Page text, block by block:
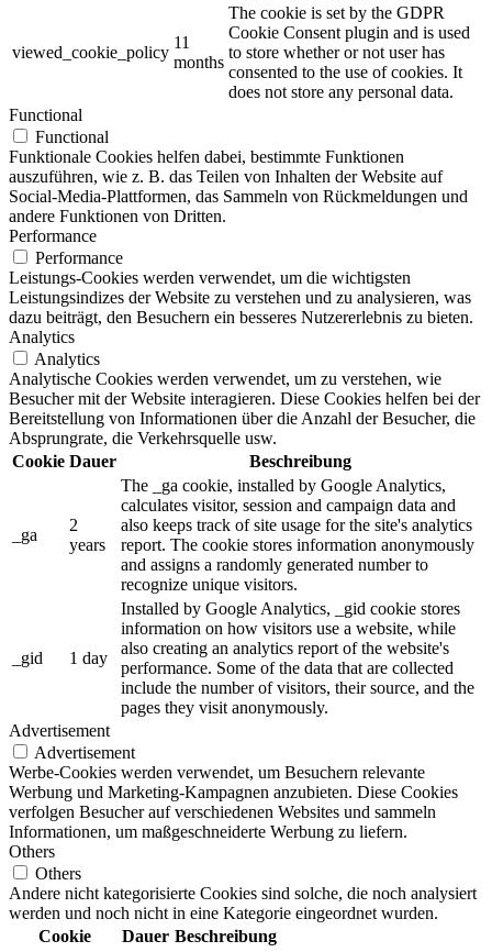
viewed_cookie_policy
11
months
The cookie is set by the GDPR
Cookie Consent plugin and is used
to store whether or not user has
consented to the use of cookies. It
does not store any personal data.
Functional
Functional
Funktionale Cookies helfen dabei, bestimmte Funktionen
auszuführen, wie z. B. das Teilen von Inhalten der Website auf
Social-Media-Plattformen, das Sammeln von Rückmeldungen und
andere Funktionen von Dritten.
Performance
Performance
Leistungs-Cookies werden verwendet, um die wichtigsten
Leistungsindizes der Website zu verstehen und zu analysieren, was
dazu beiträgt, den Besuchern ein besseres Nutzererlebnis zu bieten.
Analytics
Analytics
Analytische Cookies werden verwendet, um zu verstehen, wie
Besucher mit der Website interagieren. Diese Cookies helfen bei der
Bereitstellung von Informationen über die Anzahl der Besucher, die
Absprungrate, die Verkehrsquelle usw.
Cookie Dauer Beschreibung
_ga
2
years
The _ga cookie, installed by Google Analytics,
calculates visitor, session and campaign data and
also keeps track of site usage for the site's analytics
report. The cookie stores information anonymously
and assigns a randomly generated number to
recognize unique visitors.
_gid 1 day
Installed by Google Analytics, _gid cookie stores
information on how visitors use a website, while
also creating an analytics report of the website's
performance. Some of the data that are collected
include the number of visitors, their source, and the
pages they visit anonymously.
Advertisement
Advertisement
Werbe-Cookies werden verwendet, um Besuchern relevante
Werbung und Marketing-Kampagnen anzubieten. Diese Cookies
verfolgen Besucher auf verschiedenen Websites und sammeln
Informationen, um maßgeschneiderte Werbung zu liefern.
Others
Others
Andere nicht kategorisierte Cookies sind solche, die noch analysiert
werden und noch nicht in eine Kategorie eingeordnet wurden.
Cookie
Dauer Beschreibung